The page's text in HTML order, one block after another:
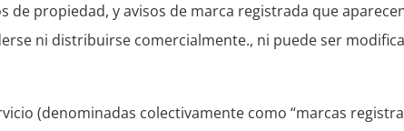
propiedad, y avisos de marca registrada que
ni distribuirse comercialmente., ni puede ser
(denominadas colectivamente como “marcas